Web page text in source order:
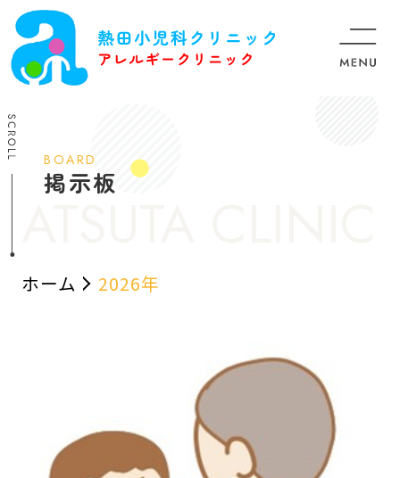
BOARD
掲示板
ホーム 2026年